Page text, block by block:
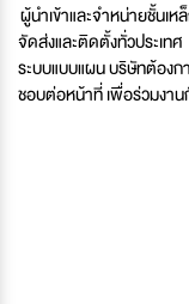
ผู้นำเข้าและจำหน่ายชั้นเ
จัดส่งและติดตั้ง
ระบบแบบแผน บริษัทต้อง
ชอบต่อหน้าที่ เพื่อร่วมงาน